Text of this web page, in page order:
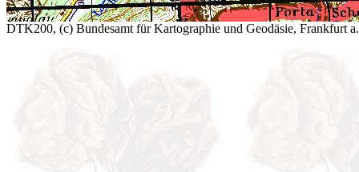
DTK200, (c) Bundesamt für Kartographie und Geodäsie, Frankfurt